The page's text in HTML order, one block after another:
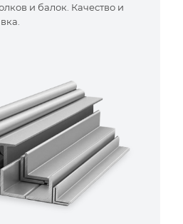
и балок. Качество и